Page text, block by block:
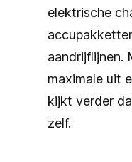
elektrische
aandrijflijnen.
maximale uit
kijkt verder
zelf.